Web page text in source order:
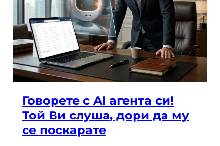
Говорете с AI агента си!
Той Ви слуша, дори да му
се поскарате